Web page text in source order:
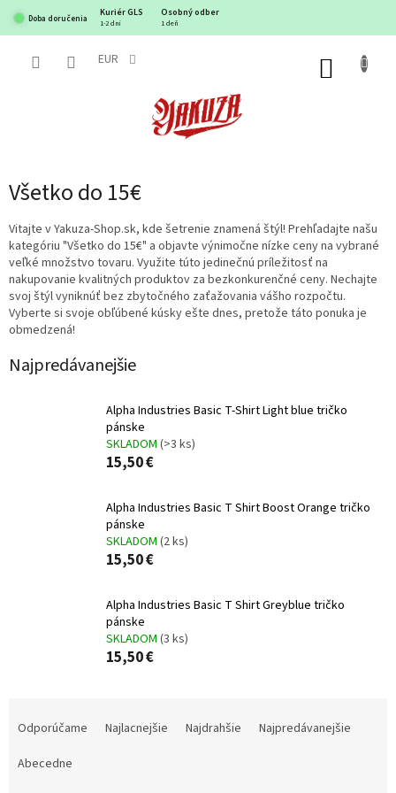
obsah
Doba doručenia
Kuriér GLS Osobný odber
1-2 dni 1 deň
EUR
Všetko do 15€
Vitajte v Yakuza-Shop.sk, kde šetrenie znamená štýl! Prehľadajte našu
kategóriu "Všetko do 15€" a objavte výnimočne nízke ceny na vybrané
veľké množstvo tovaru. Využite túto jedinečnú príležitosť na
nakupovanie kvalitných produktov za bezkonkurenčné ceny. Nechajte
svoj štýl vyniknúť bez zbytočného zaťažovania vášho rozpočtu.
Vyberte si svoje obľúbené kúsky ešte dnes, pretože táto ponuka je
obmedzená!
Najpredávanejšie
Alpha Industries Basic T-Shirt Light blue tričko
pánske
SKLADOM (>3 ks)
15,50 €
Alpha Industries Basic T Shirt Boost Orange tričko
pánske
SKLADOM (2 ks)
15,50 €
Alpha Industries Basic T Shirt Greyblue tričko
pánske
SKLADOM (3 ks)
15,50 €
Odporúčame Najlacnejšie Najdrahšie
Najpredávanejšie
Abecedne